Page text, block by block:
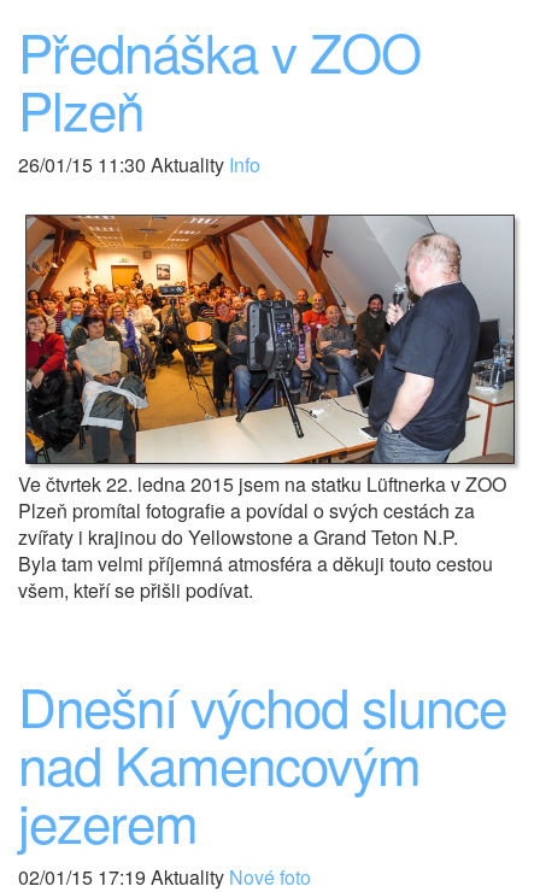
Přednáška v ZOO
Plzeň
26/01/15 11:30 Aktuality Info
Ve čtvrtek 22. ledna 2015 jsem na statku Lüftnerka v ZOO
Plzeň promítal fotografie a povídal o svých cestách za
zvířaty i krajinou do Yellowstone a Grand Teton N.P.
Byla tam velmi příjemná atmosféra a děkuji touto cestou
všem, kteří se přišli podívat.
Dnešní východ slunce
nad Kamencovým
jezerem
02/01/15 17:19 Aktuality Nové foto